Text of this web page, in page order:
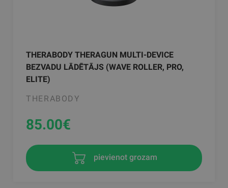
THERABODY THERAGUN MULTI-DEVICE
BEZVADU LĀDĒTĀJS (WAVE ROLLER, PRO,
ELITE)
THERABODY
85.00€
pievienot grozam